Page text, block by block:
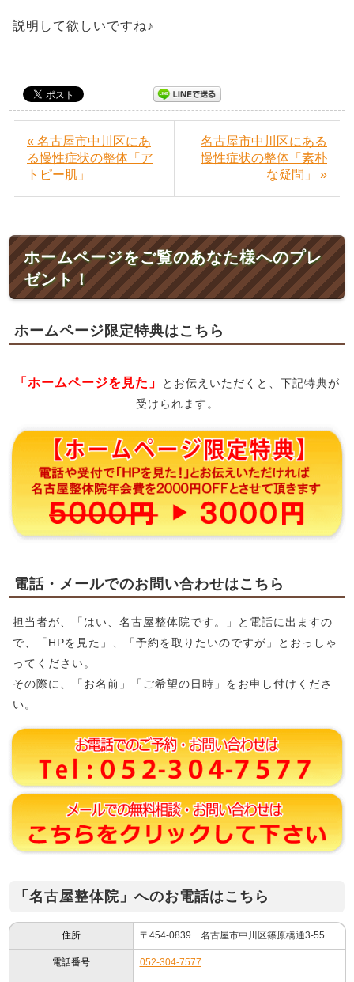
説明して欲しいですね♪
« 名古屋市中川区にあ
る慢性症状の整体「ア
トピー肌」
名古屋市中川区にある
慢性症状の整体「素朴
な疑問」 »
ホームページをご覧のあなた様へのプレ
ゼント！
ホームページ限定特典はこちら
「ホームページを見た」
とお伝えいただくと、下記特典が
受けられます。
電話・メールでのお問い合わせはこちら
担当者が、「はい、名古屋整体院です。」と電話に出ますの
で、「HPを見た」、「予約を取りたいのですが」とおっしゃ
ってください。
その際に、「お名前」「ご希望の日時」をお申し付けくださ
い。
「名古屋整体院」へのお電話はこちら
住所 〒454-0839 名古屋市中川区篠原橋通3-55
電話番号 052-304-7577